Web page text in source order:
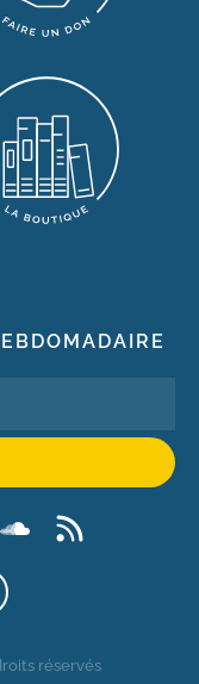
réservés